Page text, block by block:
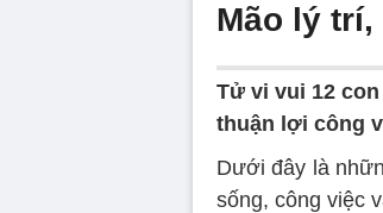
Mão lý
Tử vi vui 12
thuận lợi công
Dưới đây là
sống, công việc